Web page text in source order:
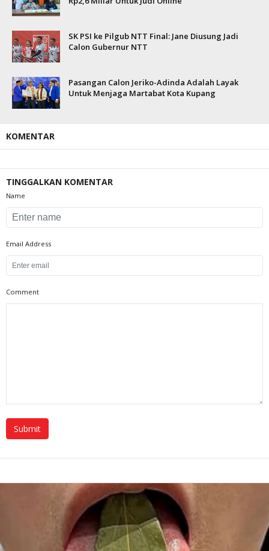
SK PSI ke Pilgub NTT Final: Jane Diusung Jadi
Calon Gubernur NTT
Pasangan Calon Jeriko-Adinda Adalah Layak
Untuk Menjaga Martabat Kota Kupang
KOMENTAR
TINGGALKAN KOMENTAR
Name
Email Address
Comment